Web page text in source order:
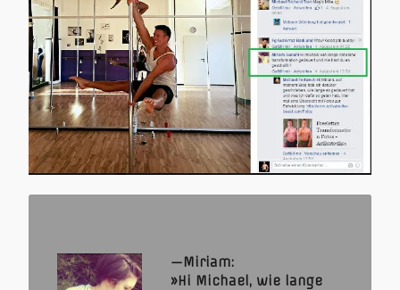
Miriam:
»Hi Michael, wie lange